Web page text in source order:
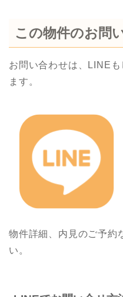
この物件のお問
お問い合わせは、LINE
ます。
物件詳細、内見のご予約
い。